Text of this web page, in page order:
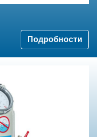
Подробности